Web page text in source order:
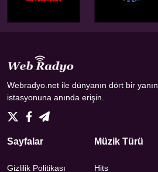
Webradyo.net ile dünyanın dört bir
istasyonuna anında erişin.
Sayfalar
Gizlilik Politikası
Müzik Türü
Hits